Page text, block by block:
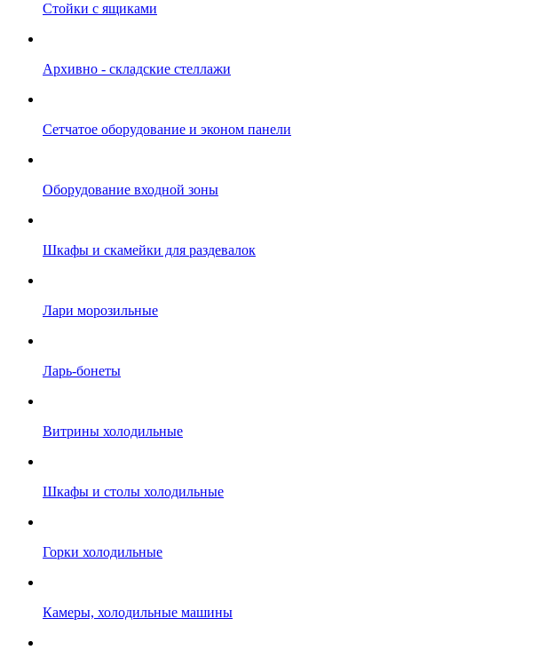
Стойки с ящиками
Архивно - складские стеллажи
Сетчатое оборудование и эконом панели
Оборудование входной зоны
Шкафы и скамейки для раздевалок
Лари морозильные
Ларь-бонеты
Витрины холодильные
Шкафы и столы холодильные
Горки холодильные
Камеры, холодильные машины